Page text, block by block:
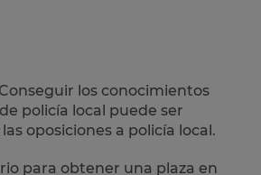
los conocimientos
policía local puede ser
oposiciones a policía local.
para obtener una plaza en